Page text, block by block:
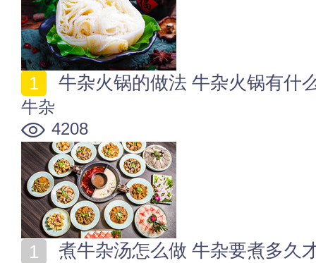
牛杂火锅的做法 牛杂火锅有什
牛杂
4208
煮牛杂汤怎么做 牛杂要煮多久